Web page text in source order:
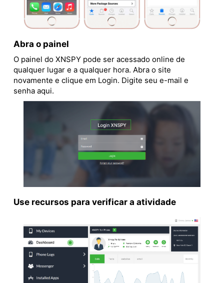
Abra o painel
O painel do XNSPY pode ser acessado online de
qualquer lugar e a qualquer hora. Abra o site
novamente e clique em Login. Digite seu e-mail e
senha aqui.
Use recursos para verificar a atividade